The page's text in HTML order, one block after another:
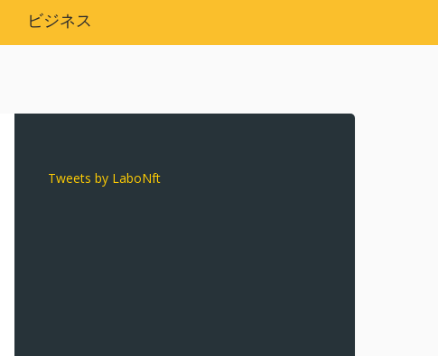
ビジネス
Tweets by LaboNft